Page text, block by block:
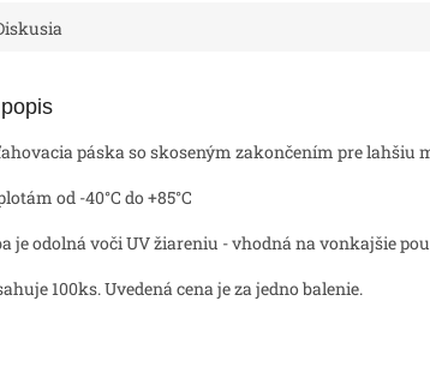
páska so skoseným zakončením pre lahšiu
od -40°C do +85°C
je odolná voči UV žiareniu - vhodná na vonkajšie
100ks. Uvedená cena je za jedno balenie.